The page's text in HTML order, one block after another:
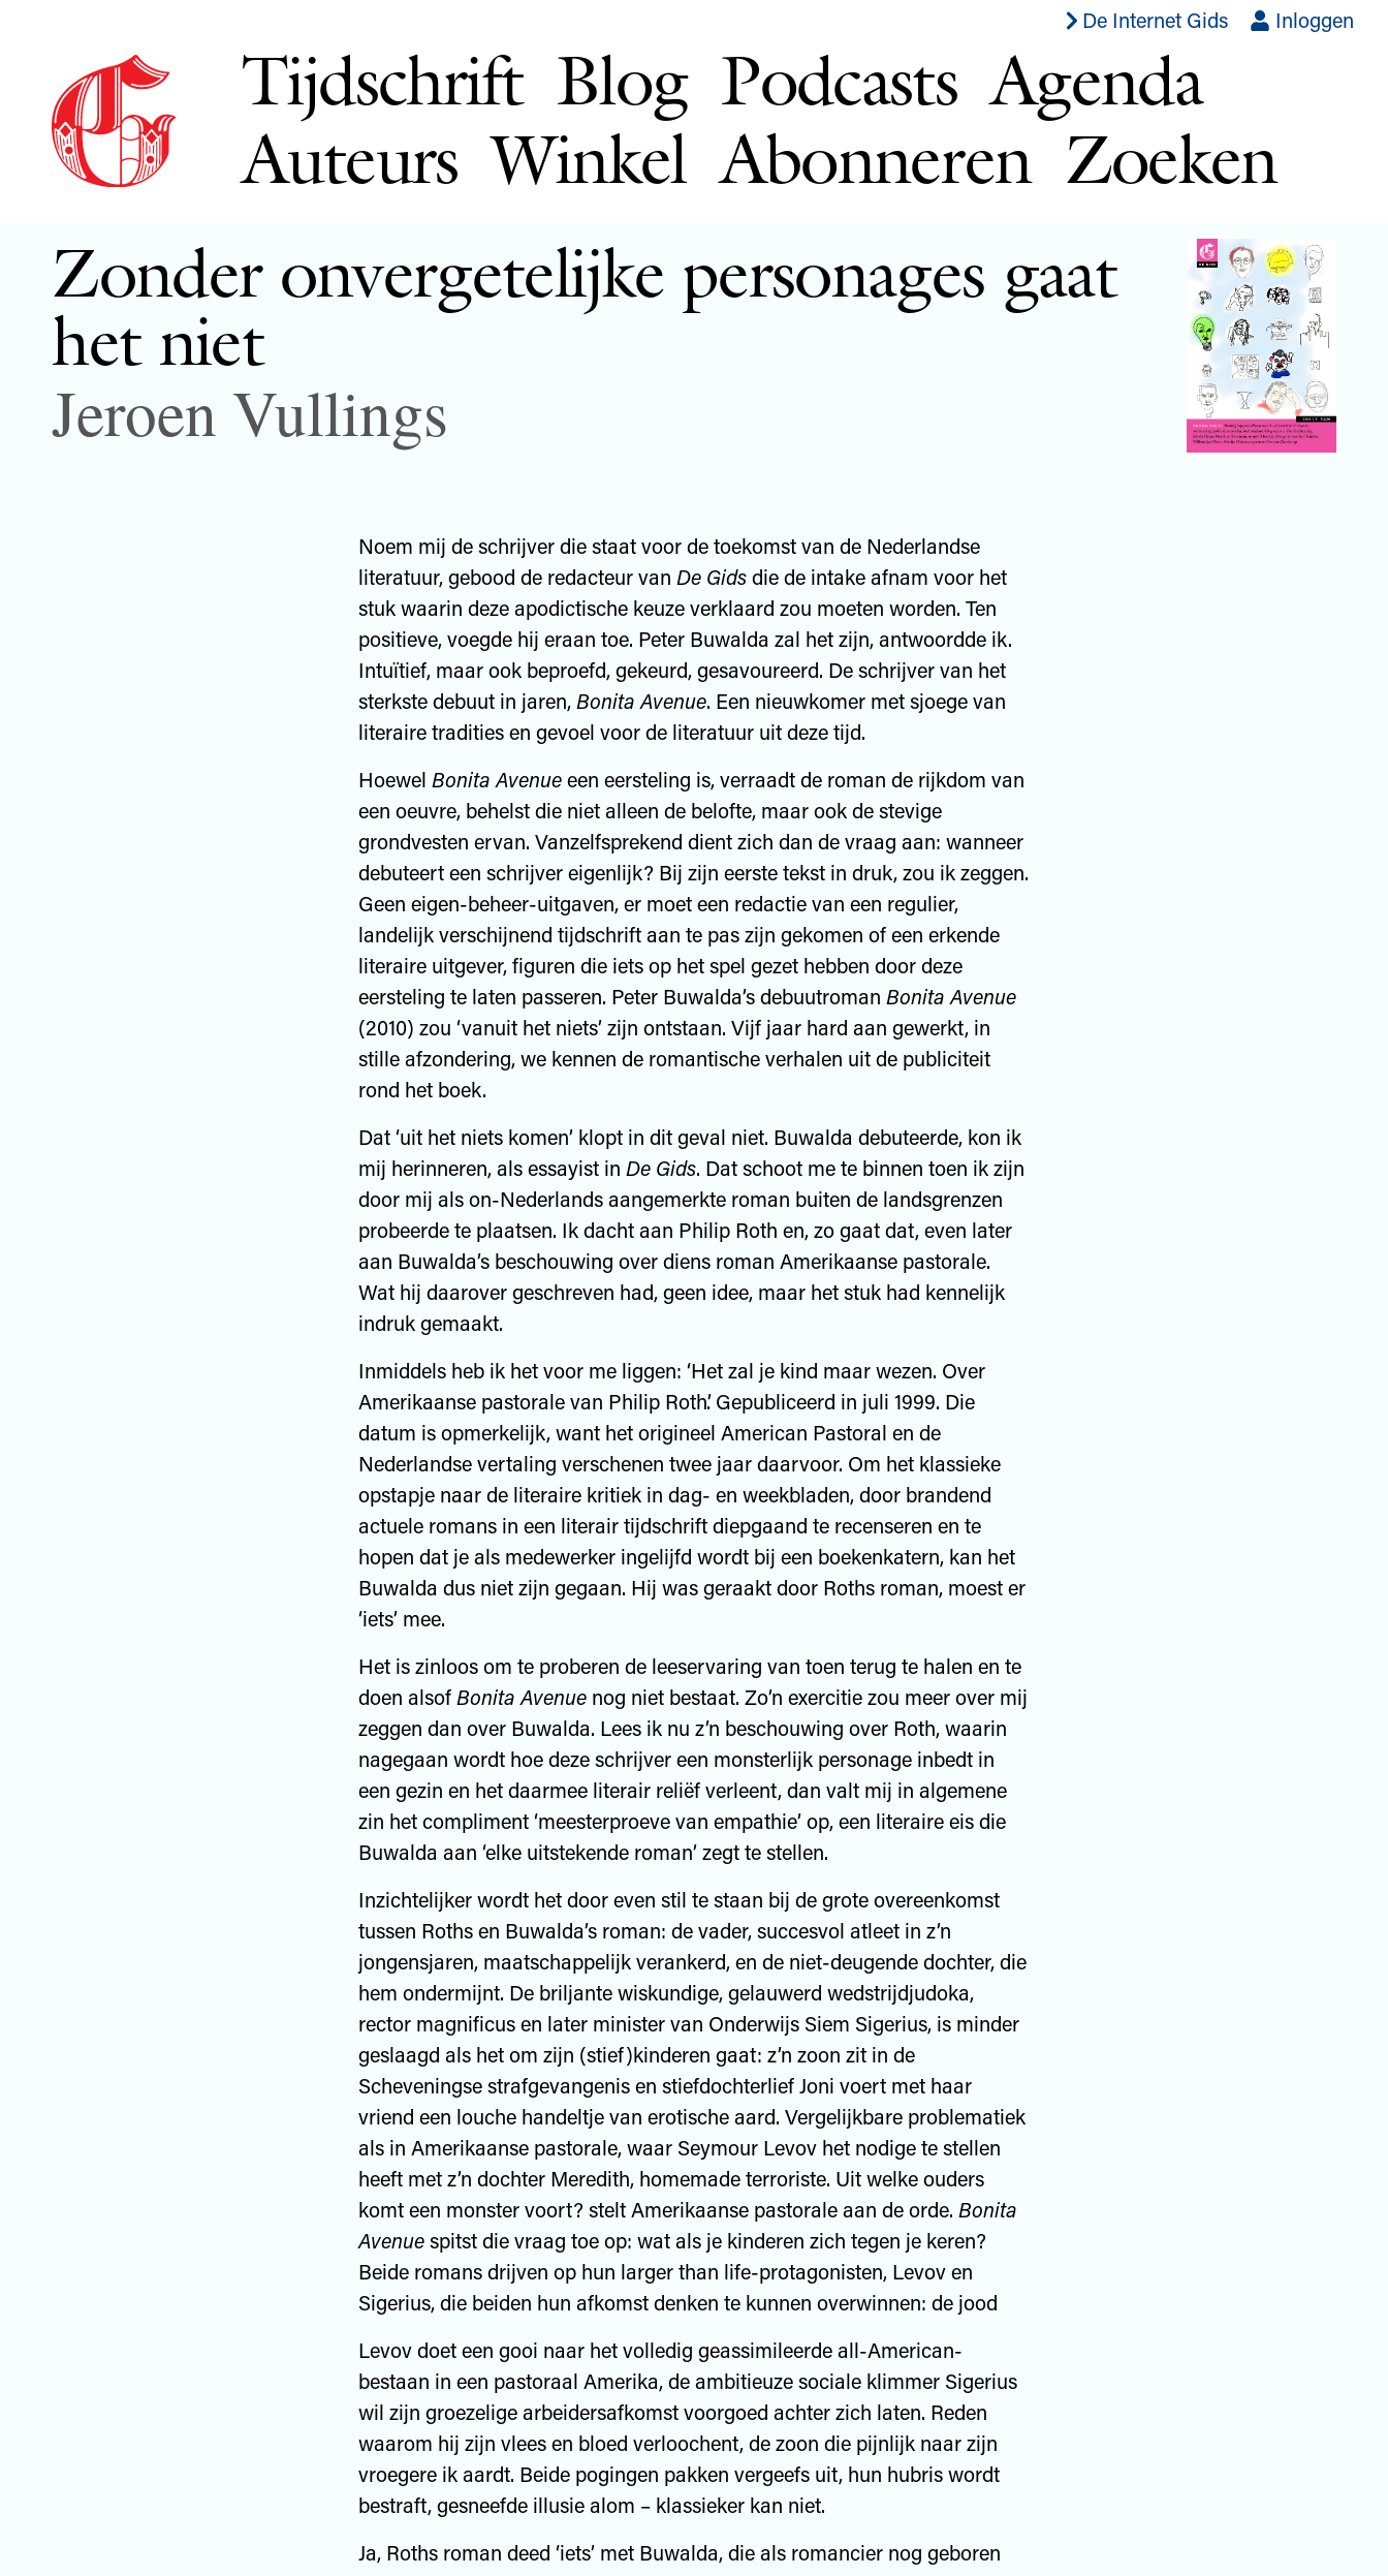
De Internet Gids Inloggen
Tijdschrift Blog Podcasts Agenda
Auteurs Winkel Abonneren Zoeken
Zonder onvergetelijke personages gaat
het niet
Jeroen Vullings
Noem mij de schrijver die staat voor de toekomst van de Nederlandse
literatuur, gebood de redacteur van De Gidsdie de intake afnam voor het
stuk waarin deze apodictische keuze verklaard zou moeten worden. Ten
positieve, voegde hij eraan toe. Peter Buwalda zal het zijn, antwoordde ik.
Intuïtief, maar ook beproefd, gekeurd, gesavoureerd. De schrijver van het
sterkste debuut in jaren, Bonita Avenue. Een nieuwkomer met sjoege van
literaire tradities en gevoel voor de literatuur uit deze tijd.
Hoewel Bonita Avenueeen eersteling is, verraadt de roman de rijkdom van
een oeuvre, behelst die niet alleen de belofte, maar ook de stevige
grondvesten ervan. Vanzelfsprekend dient zich dan de vraag aan: wanneer
debuteert een schrijver eigenlijk? Bij zijn eerste tekst in druk, zou ik zeggen.
Geen eigen-beheer-uitgaven, er moet een redactie van een regulier,
landelijk verschijnend tijdschrift aan te pas zijn gekomen of een erkende
literaire uitgever, figuren die iets op het spel gezet hebben door deze
eersteling te laten passeren. Peter Buwalda’s debuutroman Bonita Avenue
(2010) zou ‘vanuit het niets’ zijn ontstaan. Vijf jaar hard aan gewerkt, in
stille afzondering, we kennen de romantische verhalen uit de publiciteit
rond het boek.
Dat ‘uit het niets komen’ klopt in dit geval niet. Buwalda debuteerde, kon ik
mij herinneren, als essayist in De Gids. Dat schoot me te binnen toen ik zijn
door mij als on-Nederlands aangemerkte roman buiten de landsgrenzen
probeerde te plaatsen. Ik dacht aan Philip Roth en, zo gaat dat, even later
aan Buwalda’s beschouwing over diens roman Amerikaanse pastorale.
Wat hij daarover geschreven had, geen idee, maar het stuk had kennelijk
indruk gemaakt.
Inmiddels heb ik het voor me liggen: ‘Het zal je kind maar wezen. Over
Amerikaanse pastorale van Philip Roth’. Gepubliceerd in juli 1999. Die
datum is opmerkelijk, want het origineel American Pastoral en de
Nederlandse vertaling verschenen twee jaar daarvoor. Om het klassieke
opstapje naar de literaire kritiek in dag- en weekbladen, door brandend
actuele romans in een literair tijdschrift diepgaand te recenseren en te
hopen dat je als medewerker ingelijfd wordt bij een boekenkatern, kan het
Buwalda dus niet zijn gegaan. Hij was geraakt door Roths roman, moest er
‘iets’ mee.
Het is zinloos om te proberen de leeservaring van toen terug te halen en te
doen alsof Bonita Avenue nog niet bestaat. Zo’n exercitie zou meer over mij
zeggen dan over Buwalda. Lees ik nu z’n beschouwing over Roth, waarin
nagegaan wordt hoe deze schrijver een monsterlijk personage inbedt in
een gezin en het daarmee literair reliëf verleent, dan valt mij in algemene
zin het compliment ‘meesterproeve van empathie’ op, een literaire eis die
Buwalda aan ‘elke uitstekende roman’ zegt te stellen.
Inzichtelijker wordt het door even stil te staan bij de grote overeenkomst
tussen Roths en Buwalda’s roman: de vader, succesvol atleet in z’n
jongensjaren, maatschappelijk verankerd, en de niet-deugende dochter, die
hem ondermijnt. De briljante wiskundige, gelauwerd wedstrijdjudoka,
rector magnificus en later minister van Onderwijs Siem Sigerius, is minder
geslaagd als het om zijn (stief)kinderen gaat: z’n zoon zit in de
Scheveningse strafgevangenis en stiefdochterlief Joni voert met haar
vriend een louche handeltje van erotische aard. Vergelijkbare problematiek
als in Amerikaanse pastorale, waar Seymour Levov het nodige te stellen
heeft met z’n dochter Meredith, homemade terroriste. Uit welke ouders
komt een monster voort? stelt Amerikaanse pastorale aan de orde. Bonita
Avenuespitst die vraag toe op: wat als je kinderen zich tegen je keren?
Beide romans drijven op hun larger than life-protagonisten, Levov en
Sigerius, die beiden hun afkomst denken te kunnen overwinnen: de jood
Levov doet een gooi naar het volledig geassimileerde all-American-
bestaan in een pastoraal Amerika, de ambitieuze sociale klimmer Sigerius
wil zijn groezelige arbeidersafkomst voorgoed achter zich laten. Reden
waarom hij zijn vlees en bloed verloochent, de zoon die pijnlijk naar zijn
vroegere ik aardt. Beide pogingen pakken vergeefs uit, hun hubris wordt
bestraft, gesneefde illusie alom – klassieker kan niet.
Ja, Roths roman deed ‘iets’ met Buwalda, die als romancier nog geboren